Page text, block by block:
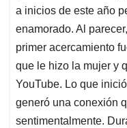
p
k
n
a inicios de este año
enamorado. Al
primer acercamiento
que le hizo la mujer y
YouTube. Lo que
generó una conexión
sentimentalmente.